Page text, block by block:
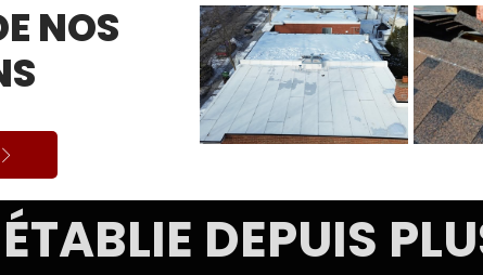
NOS
DEPUIS